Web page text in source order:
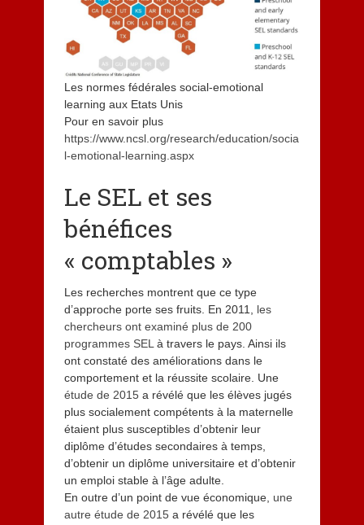
Les normes fédérales social-emotional
learning aux Etats Unis
Pour en savoir plus
https://www.ncsl.org/research/education/socia
l-emotional-learning.aspx
Le SEL et ses
bénéfices
« comptables »
Les recherches montrent que ce type
d’approche porte ses fruits. En 2011, les
chercheurs ont examiné plus de 200
programmes SEL à travers le pays. Ainsi ils
ont constaté des améliorations dans le
comportement et la réussite scolaire. Une
étude de 2015a révélé que les élèves jugés
plus socialement compétents à la maternelle
étaient plus susceptibles d’obtenir leur
diplôme d’études secondaires à temps,
d’obtenir un diplôme universitaire et d’obtenir
un emploi stable à l’âge adulte.
En outre d’un point de vue économique, une
autre étude de 2015a révélé que les